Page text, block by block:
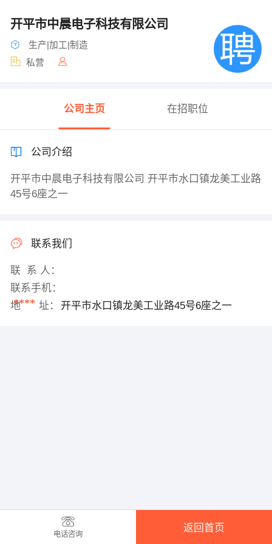
开平市中晨电子科技有限公司
生产|加工|制造
私营
公司主页 在招职位
公司介绍
开平市中晨电子科技有限公司 开平市水口镇龙美工业路
45号6座之一
联系我们
联 系 人：
联系手机：
****
地 址： 开平市水口镇龙美工业路45号6座之一
电话咨询
返回首页